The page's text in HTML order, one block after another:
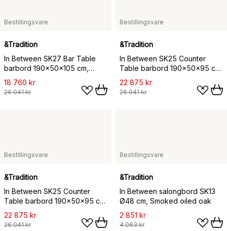
Bestillingsvare
&Tradition
In Between SK27 Bar Table
barbord 190x50x105 cm,
Lakkert eik
18 760 kr
26 041 kr
Bestillingsvare
&Tradition
In Between SK25 Counter
Table barbord 190x50x95 cm,
Svartlakkert eik
22 875 kr
26 041 kr
Bestillingsvare
&Tradition
In Between SK25 Counter
Table barbord 190x50x95 cm,
Lakkert eik
22 875 kr
26 041 kr
Bestillingsvare
&Tradition
In Between salongbord SK13
Ø48 cm, Smoked oiled oak
2 851 kr
4 063 kr